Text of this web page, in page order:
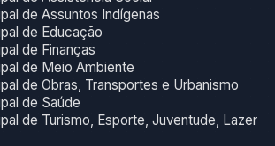
de Assuntos Indígenas
de Educação
de Finanças
de Meio Ambiente
de Obras, Transportes e Urbanismo
de Saúde
de Turismo, Esporte, Juventude, Lazer